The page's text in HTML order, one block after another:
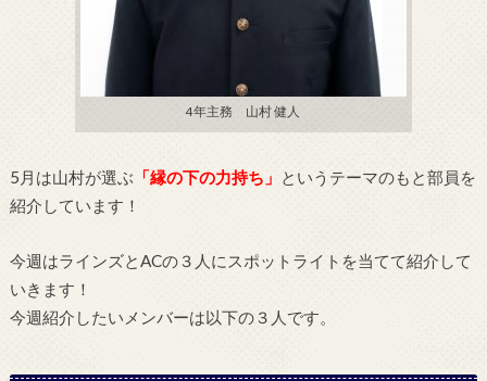
4年主務 山村 健人
5月は山村が選ぶ 「縁の下の力持ち」 というテーマのもと部員を
紹介しています！
今週はラインズとACの３人にスポットライトを当てて紹介して
いきます！
今週紹介したいメンバーは以下の３人です。